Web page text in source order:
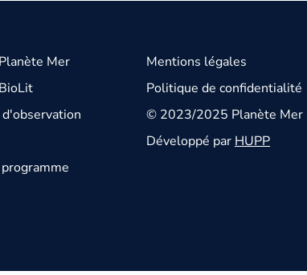
Mer
Mentions légales
Politique de confidentialité
© 2023/2025 Planète Mer
Développé parHUPP